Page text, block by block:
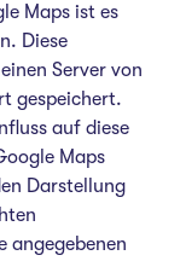
Maps ist es
Diese
Server von
gespeichert.
auf diese
Maps
Darstellung
angegebenen